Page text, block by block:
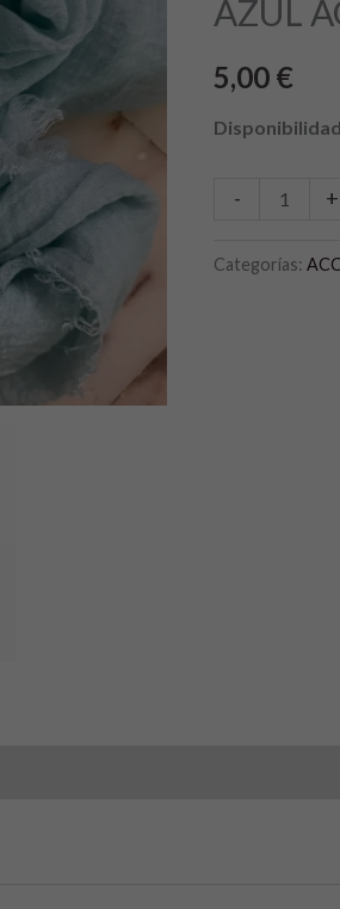
AZUL
5,00 €
-
cantidad
+
Categorías: